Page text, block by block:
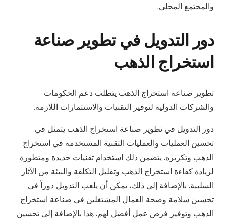
والمجتمع المحلي.
دور التدويل في تطوير صناعة
استخراج الذهب
تطوير صناعة استخراج الذهب يتطلب دعم الحكومات
والشركات الدولية لتوفير التقنيات والاستثمارات اللازمة.
دور التدويل في تطوير صناعة استخراج الذهب يتمثل في
تحسين العمليات والعمليات التقنية المستخدمة في استخراج
الذهب وتكريره. يتضمن ذلك استخدام تقنيات جديدة ومتطورة
لزيادة كفاءة استخراج الذهب وتقليل التكلفة والبيئة من الآثار
السلبية. بالإضافة إلى ذلك، يمكن أن يلعب التدويل دوراً في
تحسين سلامة وصحة العمال المشتغلين في صناعة استخراج
الذهب وتوفير فرص عمل أفضل لهم. هذا بالإضافة إلى تحسين